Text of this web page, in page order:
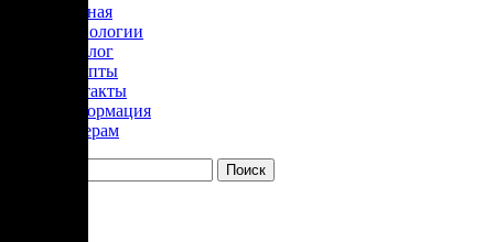
Главная
Технологии
Каталог
Рецепты
Контакты
Информация
Дилерам